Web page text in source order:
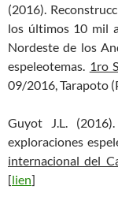
(2016).
los últimos 10 mil
Nordeste de los
espeleotemas. 1ro
09/2016, Tarapoto
Guyot J.L.
exploraciones
internacional del
[lien]